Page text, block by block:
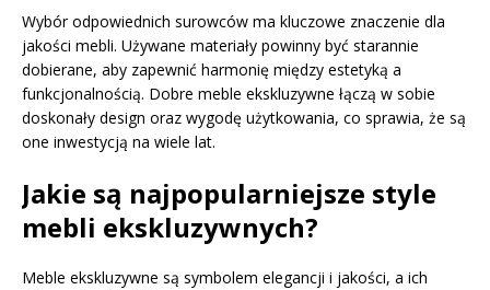
Wybór odpowiednich surowców ma kluczowe znaczenie dla
jakości mebli. Używane materiały powinny być starannie
dobierane, aby zapewnić harmonię między estetyką a
funkcjonalnością. Dobre meble ekskluzywne łączą w sobie
doskonały design oraz wygodę użytkowania, co sprawia, że są
one inwestycją na wiele lat.
Jakie są najpopularniejsze style
mebli ekskluzywnych?
Meble ekskluzywne są symbolem elegancji i jakości, a ich